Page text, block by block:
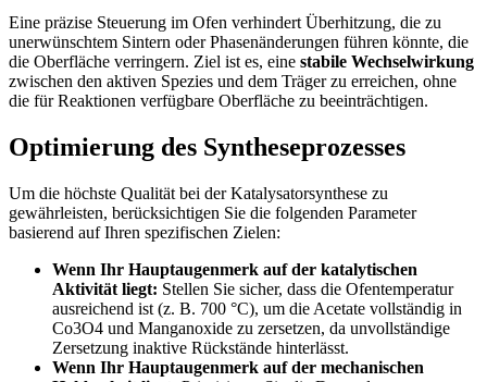
Eine präzise Steuerung im Ofen verhindert Überhitzung, die zu
unerwünschtem Sintern oder Phasenänderungen führen könnte, die
die Oberfläche verringern. Ziel ist es, eine stabile Wechselwirkung
zwischen den aktiven Spezies und dem Träger zu erreichen, ohne
die für Reaktionen verfügbare Oberfläche zu beeinträchtigen.
Optimierung des Syntheseprozesses
Um die höchste Qualität bei der Katalysatorsynthese zu
gewährleisten, berücksichtigen Sie die folgenden Parameter
basierend auf Ihren spezifischen Zielen:
Wenn Ihr Hauptaugenmerk auf der katalytischen
Aktivität liegt: Stellen Sie sicher, dass die Ofentemperatur
ausreichend ist (z. B. 700 °C), um die Acetate vollständig in
Co3O4 und Manganoxide zu zersetzen, da unvollständige
Zersetzung inaktive Rückstände hinterlässt.
Wenn Ihr Hauptaugenmerk auf der mechanischen